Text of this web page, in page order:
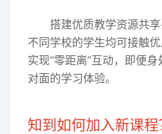
搭建优质教学资源共
不同学校的学生均可接触
实现“零距离”互动，即便
对面的学习体验。
知到如何加入新课程